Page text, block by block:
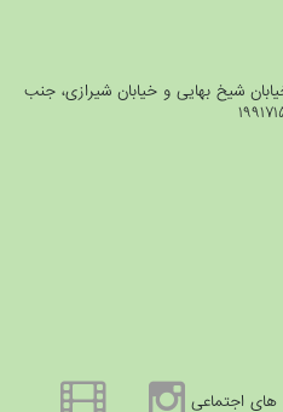
شیخ بهایی و خیابان شیرازی، جنب
اجتماعی